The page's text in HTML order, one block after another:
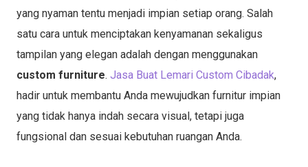
yang nyaman tentu menjadi impian setiap orang. Salah
satu cara untuk menciptakan kenyamanan sekaligus
tampilan yang elegan adalah dengan menggunakan
custom furniture. Jasa Buat Lemari Custom Cibadak,
hadir untuk membantu Anda mewujudkan furnitur impian
yang tidak hanya indah secara visual, tetapi juga
fungsional dan sesuai kebutuhan ruangan Anda.